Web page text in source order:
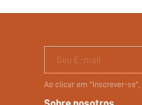
Seu E-mail
Ao clicar em "Inscrever-